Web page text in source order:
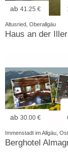
ab 41.25 €
Altusried, Oberallgäu
Haus an der Iller
ab 30.00 €
Immenstadt im Allgäu,
Berghotel